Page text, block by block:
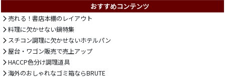
おすすめコンテンツ
売れる！書店本棚のレイアウト
料理に欠かせない鍋特集
スチコン調理に欠かせないホテルパン
屋台・ワゴン販売で売上アップ
HACCP色分け調理道具
海外のおしゃれなゴミ箱ならBRUTE